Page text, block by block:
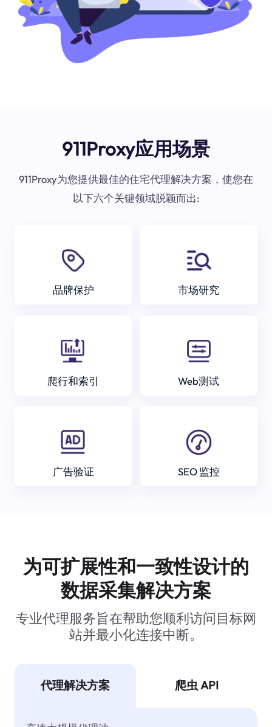
911Proxy应用场景
911Proxy为您提供最佳的住宅代理解决方案，使您在
以下六个关键领域脱颖而出:
品牌保护 市场研究
爬行和索引 Web测试
广告验证 SEO 监控
为可扩展性和一致性设计的
数据采集解决方案
专业代理服务旨在帮助您顺利访问目标网
站并最小化连接中断。
代理解决方案 爬虫 API